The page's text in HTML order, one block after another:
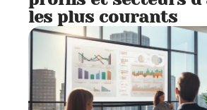
les plus courants